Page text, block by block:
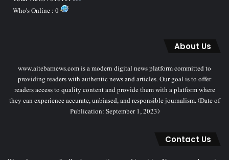
About Us
www.aitebarnews.com is a modern digital news platform committed to
providing readers with authentic news and articles. Our goal is to offer
readers access to quality content and provide them with a platform where
they can experience accurate, unbiased, and responsible journalism. (Date of
Publication: September 1, 2023)
Contact Us